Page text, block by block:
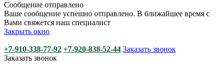
Сообщение отправлено
Ваше сообщение успешно отправлено. В ближайшее время с
Вами свяжется наш специалист
Закрыть окно
+7-910-338-77-92 +7-920-838-52-44 Заказать звонок
Заказать звонок